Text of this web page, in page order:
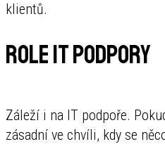
klientů.
Role IT podpory
Záleží i na IT podpoře.
zásadní ve chvíli, kdy se